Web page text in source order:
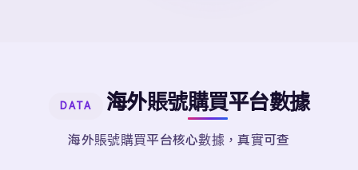
DATA 海外賬號購買平台數據
海外賬號購買平台核心數據，真實可查